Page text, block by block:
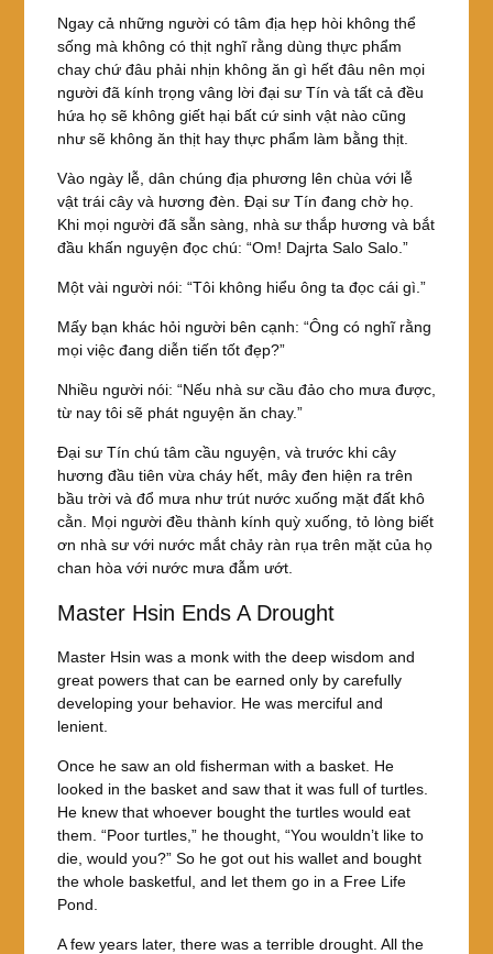
Ngay cả những người có tâm địa hẹp hòi không thể
sống mà không có thịt nghĩ rằng dùng thực phẩm
chay chứ đâu phải nhịn không ăn gì hết đâu nên mọi
người đã kính trọng vâng lời đại sư Tín và tất cả đều
hứa họ sẽ không giết hại bất cứ sinh vật nào cũng
như sẽ không ăn thịt hay thực phẩm làm bằng thịt.
Vào ngày lễ, dân chúng địa phương lên chùa với lễ
vật trái cây và hương đèn. Đại sư Tín đang chờ họ.
Khi mọi người đã sẵn sàng, nhà sư thắp hương và bắt
đầu khấn nguyện đọc chú: “Om! Dajrta Salo Salo.”
Một vài người nói: “Tôi không hiểu ông ta đọc cái gì.”
Mấy bạn khác hỏi người bên cạnh: “Ông có nghĩ rằng
mọi việc đang diễn tiến tốt đẹp?”
Nhiều người nói: “Nếu nhà sư cầu đảo cho mưa được,
từ nay tôi sẽ phát nguyện ăn chay.”
Đại sư Tín chú tâm cầu nguyện, và trước khi cây
hương đầu tiên vừa cháy hết, mây đen hiện ra trên
bầu trời và đổ mưa như trút nước xuống mặt đất khô
cằn. Mọi người đều thành kính quỳ xuống, tỏ lòng biết
ơn nhà sư với nước mắt chảy ràn rụa trên mặt của họ
chan hòa với nước mưa đẫm ướt.
Master Hsin Ends A Drought
Master Hsin was a monk with the deep wisdom and
great powers that can be earned only by carefully
developing your behavior. He was merciful and
lenient.
Once he saw an old fisherman with a basket. He
looked in the basket and saw that it was full of turtles.
He knew that whoever bought the turtles would eat
them. “Poor turtles,” he thought, “You wouldn’t like to
die, would you?” So he got out his wallet and bought
the whole basketful, and let them go in a Free Life
Pond.
A few years later, there was a terrible drought. All the